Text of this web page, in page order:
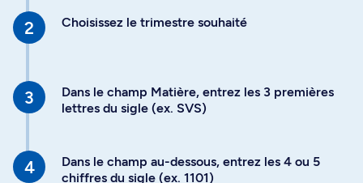
Choisissez le trimestre souhaité
Dans le champ Matière, entrez les 3 premières
lettres du sigle (ex. SVS)
Dans le champ au-dessous, entrez les 4 ou 5
chiffres du sigle (ex. 1101)